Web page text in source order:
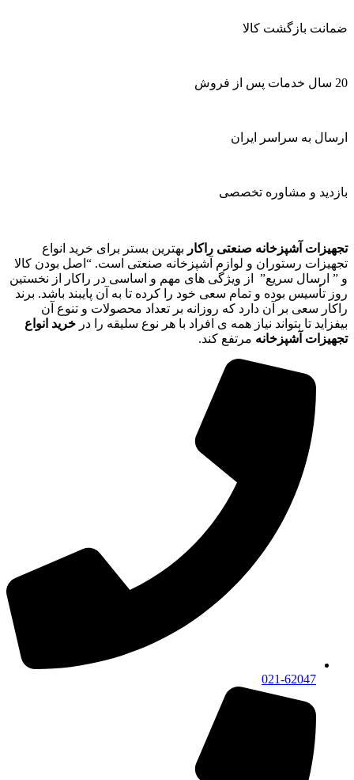
ضمانت بازگشت کالا
20 سال خدمات پس از فروش
ارسال به سراسر ایران
بازدید و مشاوره تخصصی
تجهیزات آشپزخانه صنعتی راکار بهترین بستر برای خرید انواع
تجهیزات رستوران و لوازم آشپزخانه صنعتی است. “اصل بودن کالا
و ” ارسال سریع” از ویژگی های مهم و اساسی در راکار از نخستین
روز تأسیس بوده و تمام سعی خود را کرده تا به آن پایبند باشد. برند
راکار سعی بر آن دارد که روزانه بر تعداد محصولات و تنوع آن
بیفزاید تا بتواند نیاز همه ی افراد با هر نوع سلیقه را در خرید انواع
تجهیزات آشپزخانه مرتفع کند.
021-62047